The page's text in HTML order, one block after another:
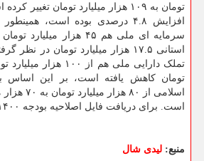
تومان به ۱۰۹ هزار میلیارد تومان
افزایش ۴.۸ درصدی بوده است،
سرمایه ای ملی هم ۴۵ هزار
استانی ۱۷.۵ هزار میلیارد تومان در
تومان کاهش یافته است، بر این اساس
اسلامی از
است. برای دریافت فایل اصلاحیه بودجه ۱۴۰۰ اینجا را کلید کنید.
منبع: لیدی شال